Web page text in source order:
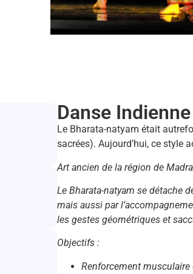
Danse
Le Bharata-natyam était
sacrées). Aujourd’hui, ce style
Art ancien de la région de
Le Bharata-natyam se détache
mais aussi par
les gestes géométriques et
Objectifs :
Renforcement